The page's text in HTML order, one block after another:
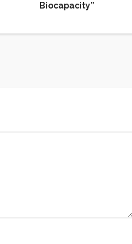
Biocapacity”